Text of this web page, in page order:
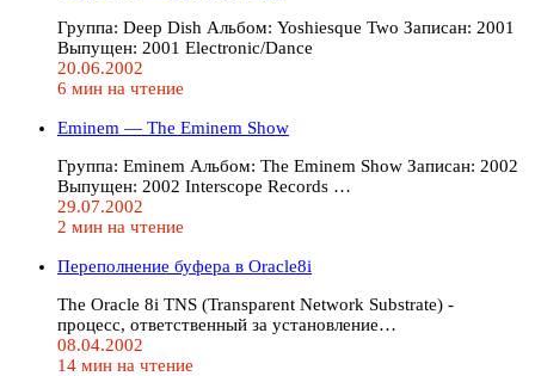
Группа: Deep Dish Альбом: Yoshiesque Two Записан: 2001
Выпущен: 2001 Electronic/Dance
20.06.2002
6 мин на чтение
Eminem — The Eminem Show
Группа: Eminem Альбом: The Eminem Show Записан: 2002
Выпущен: 2002 Interscope Records …
29.07.2002
2 мин на чтение
Переполнение буфера в Oracle8i
The Oracle 8i TNS (Transparent Network Substrate) -
процесс, ответственный за установление…
08.04.2002
14 мин на чтение